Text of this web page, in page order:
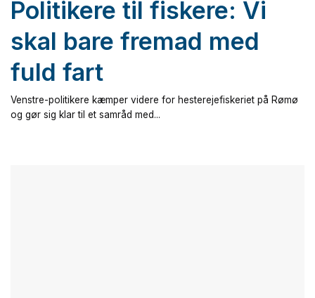
Politikere til fiskere: Vi
skal bare fremad med
fuld fart
Venstre-politikere kæmper videre for hesterejefiskeriet på Rømø
og gør sig klar til et samråd med...